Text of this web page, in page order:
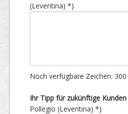
(Leventina) *)
Noch verfügbare Zeichen: 300
Ihr Tipp für zukünftige Kunden
Pollegio (Leventina) *)